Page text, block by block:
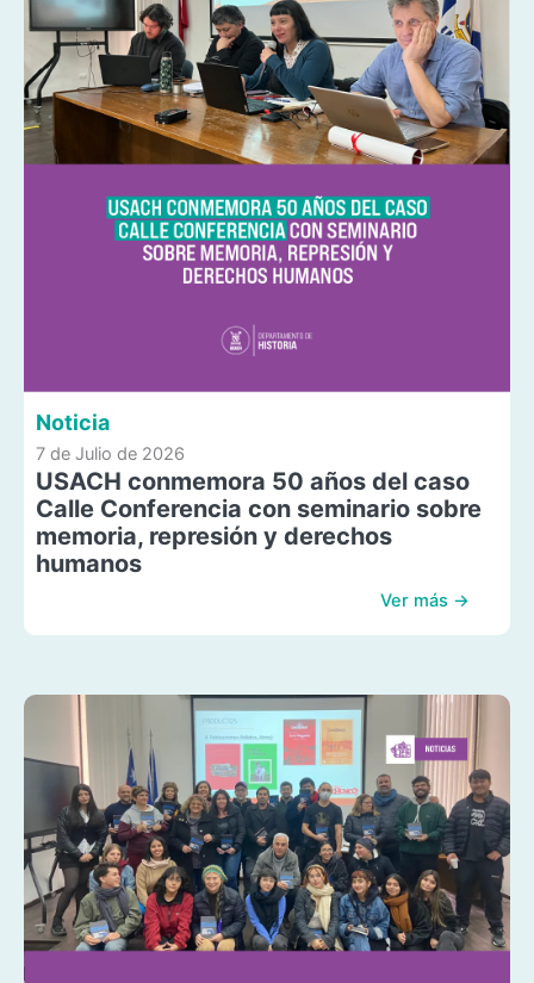
Noticia
7 de Julio de 2026
USACH conmemora 50 años del caso
Calle Conferencia con seminario sobre
memoria, represión y derechos
humanos
Ver más →